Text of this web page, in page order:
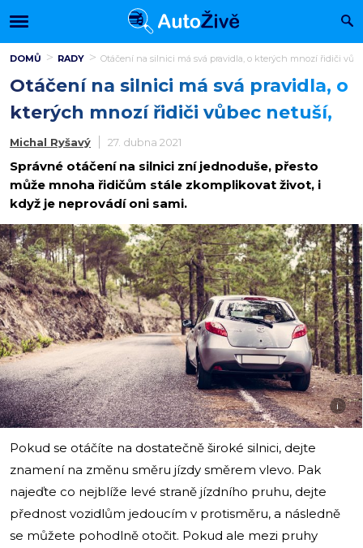
DOMŮ RADY Otáčení na silnici má svá pravidla, o kterých mnozí řidiči
Otáčení na silnici má svá pravidla, o
kterých mnozí řidiči vůbec netuší,
Michal Ryšavý 27. dubna 2021
Správné otáčení na silnici zní jednoduše, přesto
může mnoha řidičům stále zkomplikovat život, i
když je neprovádí oni sami.
i
Pokud se otáčíte na dostatečně široké silnici, dejte
znamení na změnu směru jízdy směrem vlevo. Pak
najeďte co nejblíže levé straně jízdního pruhu, dejte
přednost vozidlům jedoucím v protisměru, a následně
se můžete pohodlně otočit. Pokud ale mezi pruhy